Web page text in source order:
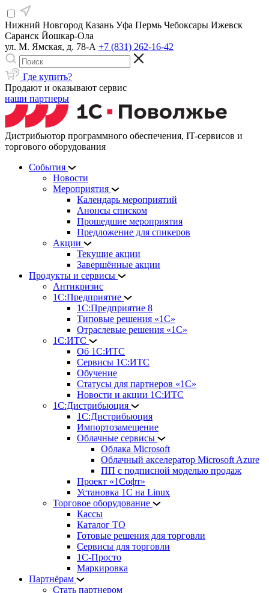
Нижний Новгород Казань Уфа Пермь Чебоксары Ижевск
Саранск Йошкар-Ола
ул. М. Ямская, д. 78-А +7 (831) 262-16-42
Где купить?
Продают и оказывают сервис
наши партнеры
Дистрибьютор программного обеспечения, IT-сервисов и
торгового оборудования
События
Новости
Мероприятия
Календарь мероприятий
Анонсы списком
Прошедшие мероприятия
Предложение для спикеров
Акции
Текущие акции
Завершённые акции
Продукты и сервисы
Антикризис
1С:Предприятие
1С:Предприятие 8
Типовые решения «1С»
Отраслевые решения «1С»
1С:ИТС
Об 1С:ИТС
Сервисы 1С:ИТС
Обучение
Статусы для партнеров «1С»
Новости и акции 1С:ИТС
1С:Дистрибьюция
1С:Дистрибьюция
Импортозамещение
Облачные сервисы
Облака Microsoft
Облачный акселератор Microsoft Azure
ПП с подписной моделью продаж
Проект «1Софт»
Установка 1С на Linux
Торговое оборудование
Кассы
Каталог ТО
Готовые решения для торговли
Сервисы для торговли
1С-Просто
Маркировка
Партнёрам
Стать партнером